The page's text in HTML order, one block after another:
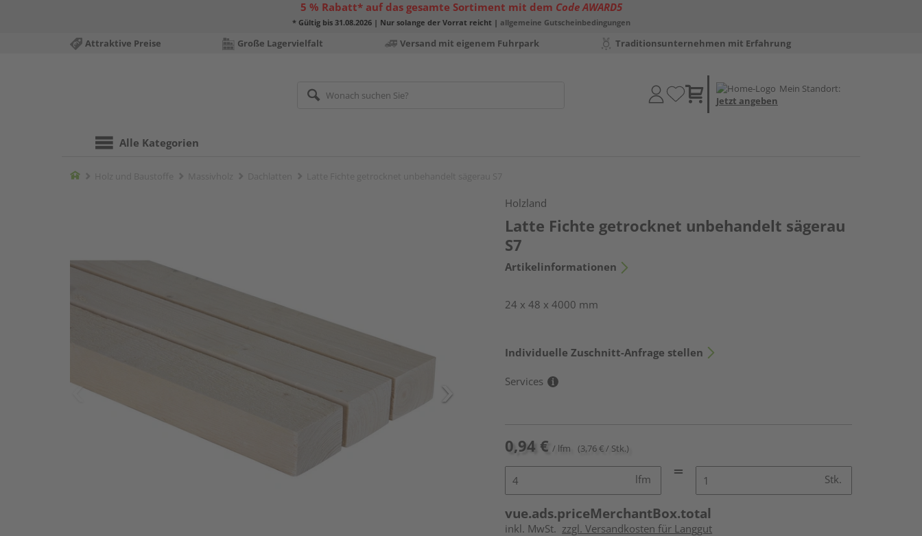
5 % Rabatt* auf das gesamte Sortiment mit dem Code AWARD5
* Gültig bis 31.08.2026 | Nur solange der Vorrat reicht | allgemeine Gutscheinbedingungen
Attraktive Preise Große Lagervielfalt Versand mit eigenem Fuhrpark Traditionsunternehmen mit Erfahrung
Mein Standort:
Jetzt angeben
Alle Kategorien
Home
Holzland
Latte Fichte getrocknet unbehandelt sägerau
S7
Artikelinformationen
24 x 48 x 4000 mm
Individuelle Zuschnitt-Anfrage stellen
Services
0,94 € / lfm (3,76 € / Stk.)
lfm Stk.
vue.ads.priceMerchantBox.total
inkl. MwSt. zzgl. Versandkosten für Langgut